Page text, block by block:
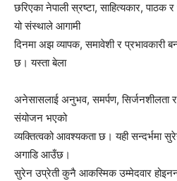
छरिएका नेपाली स्रष्टा, साहित्यकार, पाठक
यो संस्थाले आगामी
दिनमा अझ व्यापक, समावेशी र प्रभावकारी
छ। यस्ता बेला
अनेसासलाई अनुभव, समर्पण, सिर्जनशीलता र
संयोजन भएको
व्यक्तित्वको आवश्यकता छ। यही सन्दर्भमा
अगाडि आउँछ।
सुरेन उप्रेती कुनै आकस्मिक उम्मेदवार